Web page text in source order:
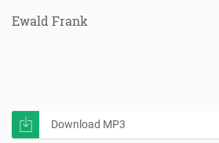
Ewald Frank
Download MP3